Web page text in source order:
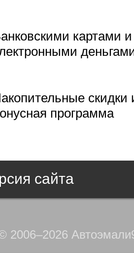
картами и
скидки
программа
сайта
2006–2026